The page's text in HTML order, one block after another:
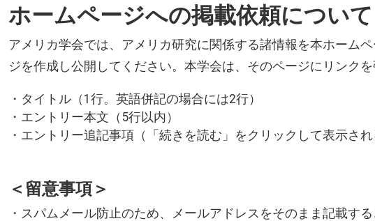
ホームページへの掲載依頼について
アメリカ学会では、アメリカ研究に関係する諸情報を本ホーム
ジを作成し公開してください。本学会は、そのページにリンク
・タイトル（1行。英語併記の場合には2行）
・エントリー本文（5行以内）
・エントリー追記事項（「続きを読む」をクリックして表示され
＜留意事項＞
・スパムメール防止のため、メールアドレスをそのまま記載する